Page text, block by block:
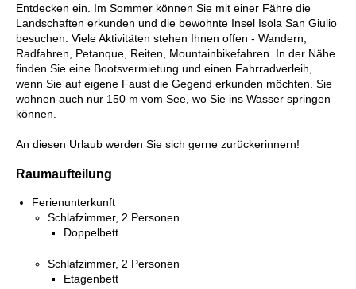
Entdecken ein. Im Sommer können Sie mit einer Fähre die
Landschaften erkunden und die bewohnte Insel Isola San Giulio
besuchen. Viele Aktivitäten stehen Ihnen offen - Wandern,
Radfahren, Petanque, Reiten, Mountainbikefahren. In der Nähe
finden Sie eine Bootsvermietung und einen Fahrradverleih,
wenn Sie auf eigene Faust die Gegend erkunden möchten. Sie
wohnen auch nur 150 m vom See, wo Sie ins Wasser springen
können.
An diesen Urlaub werden Sie sich gerne zurückerinnern!
Raumaufteilung
Ferienunterkunft
Schlafzimmer, 2 Personen
Doppelbett
Schlafzimmer, 2 Personen
Etagenbett